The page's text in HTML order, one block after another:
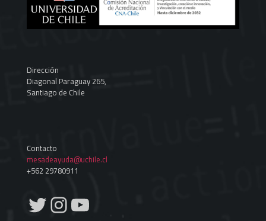
Dirección
Diagonal Paraguay 265,
Santiago de Chile
Contacto
mesadeayuda@uchile.cl
+562 29780911
Twitter
Instagram
YouTube